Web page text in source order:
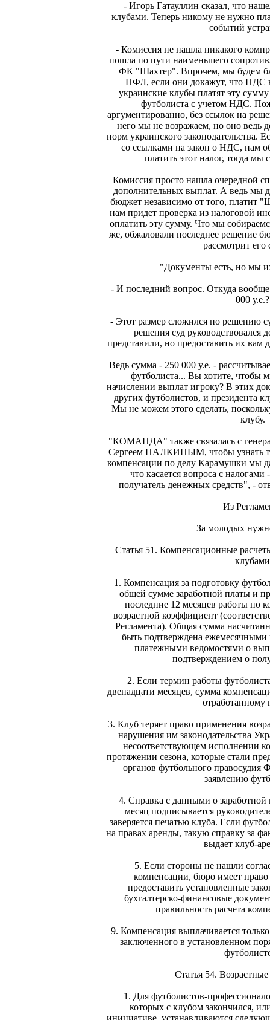
- Игорь Гатауллин сказал, что
клубами. Теперь никому не нужно
событий
- Комиссия не нашла никакого
пошла по пути наименьшего
ФК "Шахтер". Впрочем, мы будем
ПФЛ, если они докажут, что НДС
украинские клубы платят эту
футболиста с учетом НДС.
аргументированно, без ссылок на
него мы не возражаем, но оно ведь
норм украинского законодательства.
со ссылками на закон о НДС, нам
платить этот налог, тогда мы
Комиссия просто нашла очередной
дополнительных выплат. А ведь мы
бюджет независимо от того, платит
нам придет проверка из налоговой
оплатить эту сумму. Что мы
же, обжаловали последнее
рассмотрит его
"Документы есть, но мы
- И последний вопрос. Откуда вообще
000 у.е.?
- Этот размер сложился по решению
решения суд руководствовался
представили, но предоставить их
Ведь сумма - 250 000 у.е. -
футболиста... Вы хотите, чтобы
начислении выплат игроку? В этих
других футболистов, и президента
Мы не можем этого сделать,
клубу.
"КОМАНДА" также связалась с
Сергеем ПАЛКИНЫМ, чтобы узнать
компенсации по делу Карамушки мы
что касается вопроса с налогами
получатель денежных средств", -
Из
За молодых
Статья 51. Компенсационные
клубами
1. Компенсация за подготовку
общей сумме заработной платы и
последние 12 месяцев работы по
возрастной коэффициент
Регламента). Общая сумма
быть подтверждена
платежными ведомостями о
подтверждением о
2. Если термин работы
двенадцати месяцев, сумма
отработанному
3. Клуб теряет право применения
нарушения им законодательства
несоответствующем исполнении
протяжении сезона, которые стали
органов футбольного
заявлению
4. Справка с данными о заработной
месяц подписывается
заверяется печатью клуба. Если
на правах аренды, такую справку за
выдает клуб-
5. Если стороны не нашли
компенсации, бюро имеет право
предоставить установленные
бухгалтерско-финансовые
правильность расчета
9. Компенсация выплачивается
заключенного в установленном
Статья 54.
1. Для футболистов-
которых с клубом закончился,
инициативе, устанавливаются